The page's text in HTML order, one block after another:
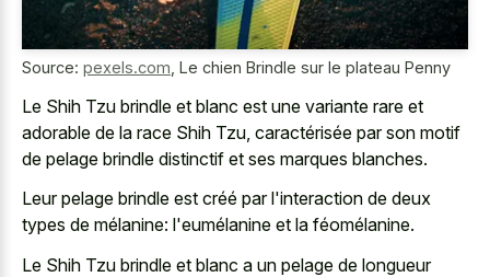
Source: pexels.com Le chien Brindle sur le plateau Penny
Le Shih Tzu brindle et blanc est une variante rare et
adorable de la race Shih Tzu, caractérisée par son motif
de pelage brindle distinctif et ses marques blanches.
Leur pelage brindle est créé par l'interaction de deux
types de mélanine: l'eumélanine et la féomélanine.
Le Shih Tzu brindle et blanc a un pelage de longueur